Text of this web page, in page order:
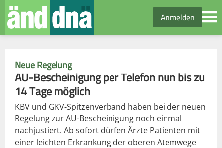
Anmelden
Neue Regelung
AU-Bescheinigung per Telefon nun bis zu
14 Tage möglich
KBV und GKV-Spitzenverband haben bei der neuen
Regelung zur AU-Bescheinigung noch einmal
nachjustiert. Ab sofort dürfen Ärzte Patienten mit
einer leichten Erkrankung der oberen Atemwege